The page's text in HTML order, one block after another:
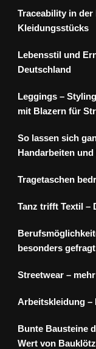
Traceability in der
Kleidungsstücks
Lebensstil und
Deutschland
Leggings –
mit Blazern für
So lassen sich
Handarbeiten
Tragetaschen
Tanz trifft Textil –
besonders gefragt
Streetwear –
Arbeitskleidung –
Bunte Bausteine
Wert von